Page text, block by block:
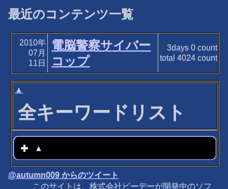
最近のコンテンツ一覧
2010年
07月
11日
電脳警察サイバー
コップ
3days 0count
total 4024count
▲
全キーワードリスト
▲
@autumn009 からのツイート
このサイトは、株式会社ピーデーが開発中のソフ